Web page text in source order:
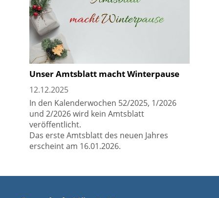
Unser Amtsblatt macht Winterpause
12.12.2025
In den Kalenderwochen 52/2025, 1/2026
und 2/2026 wird kein Amtsblatt
veröffentlicht.
Das erste Amtsblatt des neuen Jahres
erscheint am 16.01.2026.